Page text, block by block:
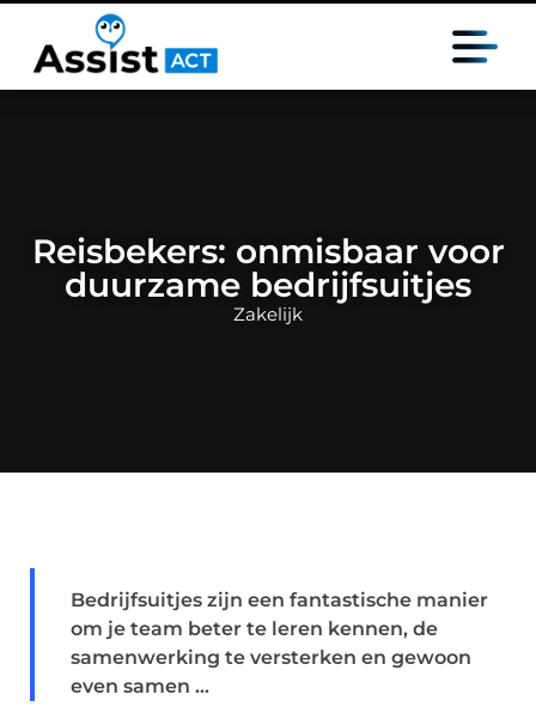
Reisbekers: onmisbaar voor
duurzame bedrijfsuitjes
Zakelijk
Bedrijfsuitjes zijn een fantastische manier
om je team beter te leren kennen, de
samenwerking te versterken en gewoon
even samen ...